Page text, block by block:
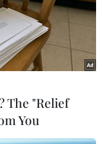
kéo dài 5 ngày.
The "Relief
You